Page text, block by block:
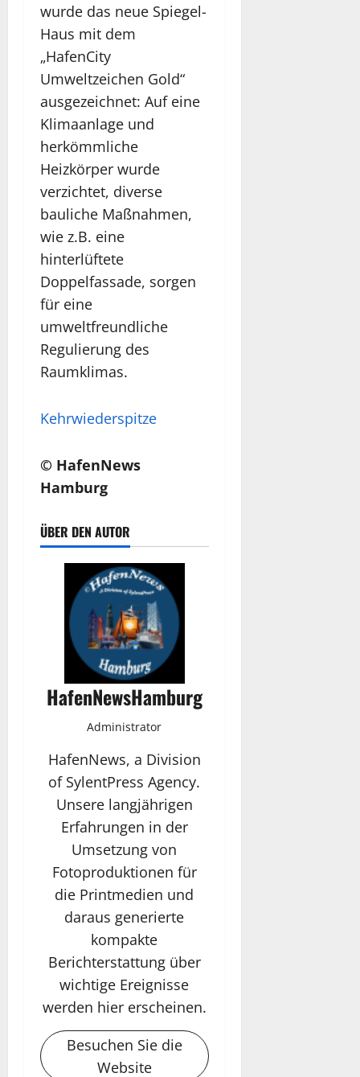
wurde das neue Spiegel-
Haus mit dem
„HafenCity
Umweltzeichen Gold“
ausgezeichnet: Auf eine
Klimaanlage und
herkömmliche
Heizkörper wurde
verzichtet, diverse
bauliche Maßnahmen,
wie z.B. eine
hinterlüftete
Doppelfassade, sorgen
für eine
umweltfreundliche
Regulierung des
Raumklimas.
Kehrwiederspitze
© HafenNews
Hamburg
ÜBER DEN AUTOR
HafenNewsHamburg
Administrator
HafenNews, a Division
of SylentPress Agency.
Unsere langjährigen
Erfahrungen in der
Umsetzung von
Fotoproduktionen für
die Printmedien und
daraus generierte
kompakte
Berichterstattung über
wichtige Ereignisse
werden hier erscheinen.
Besuchen Sie die
Website